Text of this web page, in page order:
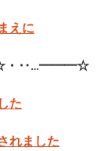
えに
‥…━━━☆
た
れました